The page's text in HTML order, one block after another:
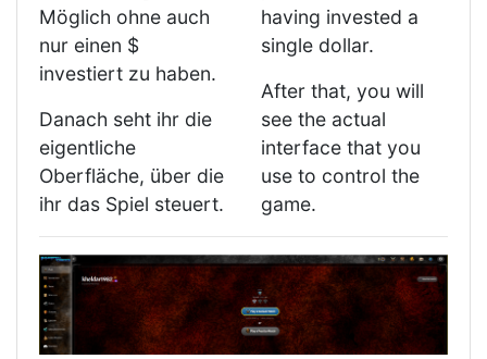
Möglich ohne auch
nur einen $
investiert zu haben.
Danach seht ihr die
eigentliche
Oberfläche, über die
ihr das Spiel steuert.
having invested a
single dollar.
After that, you will
see the actual
interface that you
use to control the
game.